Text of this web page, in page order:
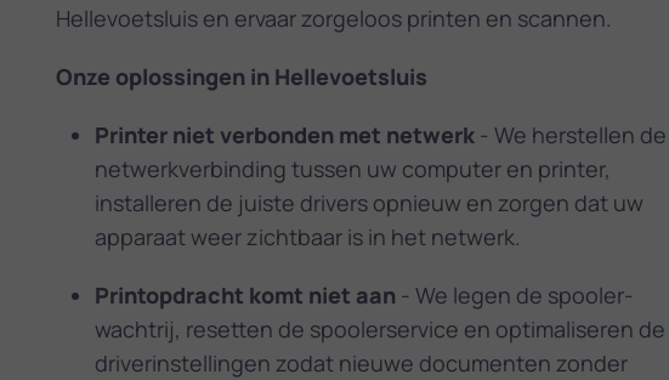
Hellevoetsluis en ervaar zorgeloos printen en scannen.
Onze oplossingen in Hellevoetsluis
Printer niet verbonden met netwerk- We herstellen de
netwerkverbinding tussen uw computer en printer,
installeren de juiste drivers opnieuw en zorgen dat uw
apparaat weer zichtbaar is in het netwerk.
Printopdracht komt niet aan - We legen de spooler­
wachtrij, resetten de spooler­service en optimaliseren de
driverinstellingen zodat nieuwe documenten zonder